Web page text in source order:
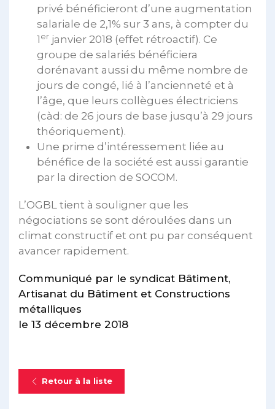
privé bénéficieront d’une augmentation
salariale de 2,1% sur 3 ans, à compter du
1 er janvier 2018 (effet rétroactif). Ce
groupe de salariés bénéficiera
dorénavant aussi du même nombre de
jours de congé, lié à l’ancienneté et à
l’âge, que leurs collègues électriciens
(càd: de 26 jours de base jusqu’à 29 jours
théoriquement).
Une prime d’intéressement liée au
bénéfice de la société est aussi garantie
par la direction de SOCOM.
L’OGBL tient à souligner que les
négociations se sont déroulées dans un
climat constructif et ont pu par conséquent
avancer rapidement.
Communiqué par le syndicat Bâtiment,
Artisanat du Bâtiment et Constructions
métalliques
le 13 décembre 2018
Retour à la liste